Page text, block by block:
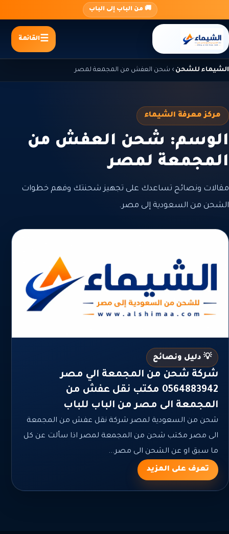
المحتوى
🚚 من الباب إلى الباب
القائمة
الشيماء للشحن › شحن العفش من المجمعة لمصر
مركز معرفة الشيماء
الوسم: شحن العفش من
المجمعة لمصر
مقالات ونصائح تساعدك على تجهيز شحنتك وفهم خطوات
الشحن من السعودية إلى مصر.
💡 دليل ونصائح
شركة شحن من المجمعة الي مصر
0564883942 مكتب نقل عفش من
المجمعة الى مصر من الباب للباب
شحن من السعودية لمصر شركة نقل عفش من المجمعة
الى مصر مكتب شحن من المجمعة لمصر اذا سألت عن كل
ما سبق او عن الشحن الى مصر...
تعرف على المزيد